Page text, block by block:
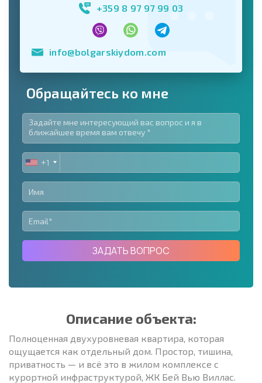
+359 8 97 97 99 03
info@bolgarskiydom.com
Обращайтесь ко мне
UNITED
STATES
+1
+1
ЗАДАТЬ ВОПРОС
Описание объекта:
Полноценная двухуровневая квартира, которая
ощущается как отдельный дом. Простор, тишина,
приватность — и всё это в жилом комплексе с
курортной инфраструктурой, ЖК Бей Вью Виллас.